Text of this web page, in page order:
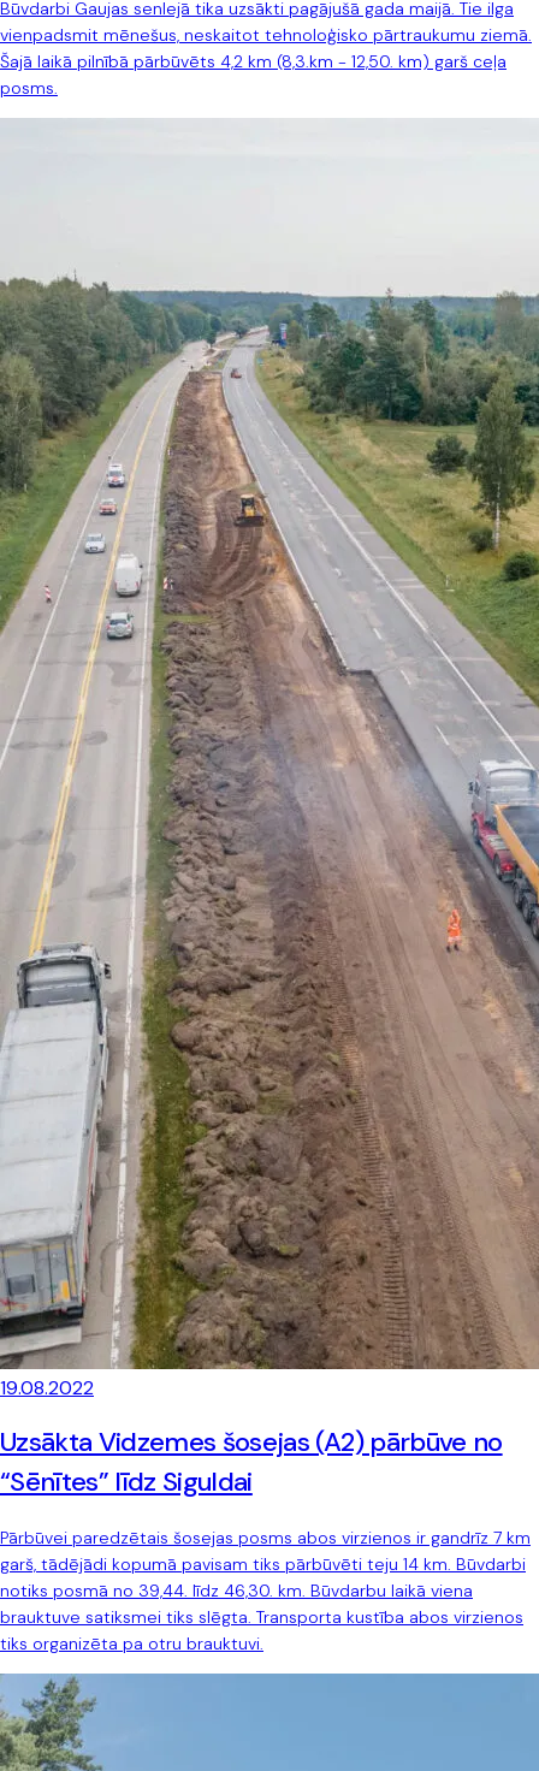
Būvdarbi Gaujas senlejā tika uzsākti pagājušā gada maijā. Tie ilga
vienpadsmit mēnešus, neskaitot tehnoloģisko pārtraukumu ziemā.
Šajā laikā pilnībā pārbūvēts 4,2 km (8,3.km - 12,50. km) garš ceļa
posms.
19.08.2022
Uzsākta Vidzemes šosejas (A2) pārbūve no
“Sēnītes” līdz Siguldai
Pārbūvei paredzētais šosejas posms abos virzienos ir gandrīz 7 km
garš, tādējādi kopumā pavisam tiks pārbūvēti teju 14 km. Būvdarbi
notiks posmā no 39,44. līdz 46,30. km. Būvdarbu laikā viena
brauktuve satiksmei tiks slēgta. Transporta kustība abos virzienos
tiks organizēta pa otru brauktuvi.